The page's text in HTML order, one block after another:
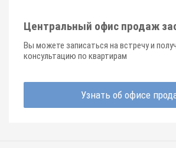
Центральный офис продаж
Вы можете записаться на встречу и
консультацию по квартирам
Узнать об офисе